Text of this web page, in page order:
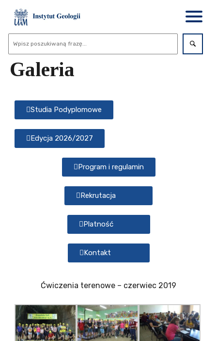
Galeria
Studia Podyplomowe
Edycja 2026/2027
Program i regulamin
Rekrutacja
Platność
Kontakt
Ćwiczenia terenowe – czerwiec 2019